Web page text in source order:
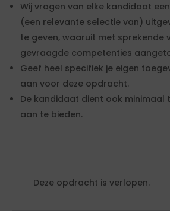
Wij vragen van elke kandidaat
(een relevante selectie van)
te geven, waaruit met sprekende
gevraagde competenties
Geef heel specifiek je eigen
aan voor deze opdracht.
De kandidaat dient ook minimaal
aan te bieden.
Deze opdracht is verlopen.